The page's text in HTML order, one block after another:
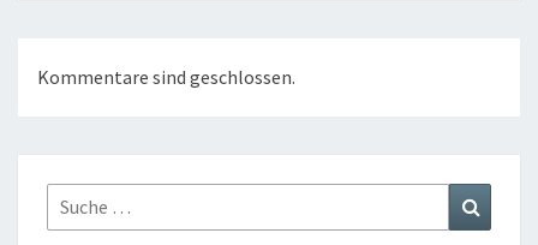
Kommentare sind geschlossen.
Suche
nach: